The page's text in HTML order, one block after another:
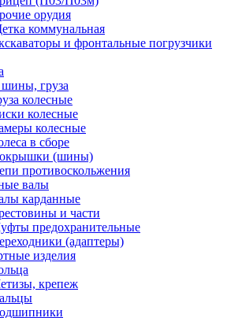
орудия
коммунальная
и фронтальные погрузчики
шины, груза
колесные
колесные
колесные
в сборе
(шины)
противоскольжения
валы
карданные
и части
предохранительные
(адаптеры)
изделия
крепеж